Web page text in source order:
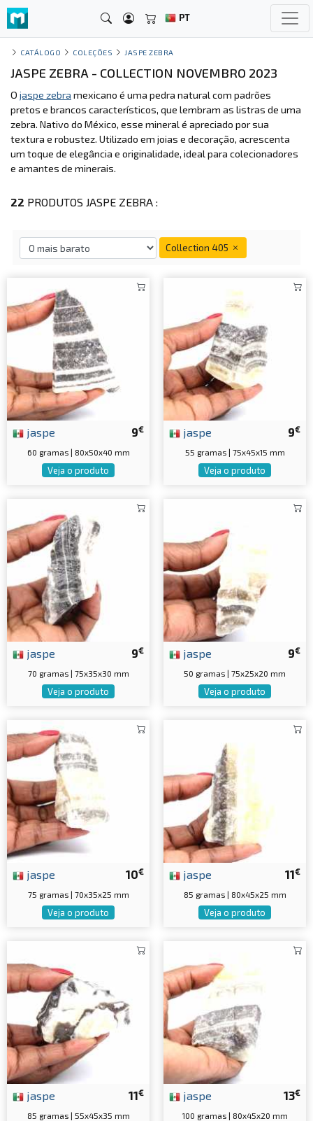
PT
CATÁLOGO COLEÇÕES JASPE ZEBRA
JASPE ZEBRA - COLLECTION NOVEMBRO 2023
O jaspe zebra mexicano é uma pedra natural com padrões
pretos e brancos característicos, que lembram as listras de uma
zebra. Nativo do México, esse mineral é apreciado por sua
textura e robustez. Utilizado em joias e decoração, acrescenta
um toque de elegância e originalidade, ideal para colecionadores
e amantes de minerais.
22 PRODUTOS JASPE ZEBRA :
Collection 405
9€
jaspe
60 gramas | 80x50x40 mm
Veja o produto
9€
jaspe
55 gramas | 75x45x15 mm
Veja o produto
9€
jaspe
70 gramas | 75x35x30 mm
Veja o produto
9€
jaspe
50 gramas | 75x25x20 mm
Veja o produto
10€
jaspe
75 gramas | 70x35x25 mm
Veja o produto
11€
jaspe
85 gramas | 80x45x25 mm
Veja o produto
11€
jaspe
85 gramas | 55x45x35 mm
13€
jaspe
100 gramas | 80x45x20 mm